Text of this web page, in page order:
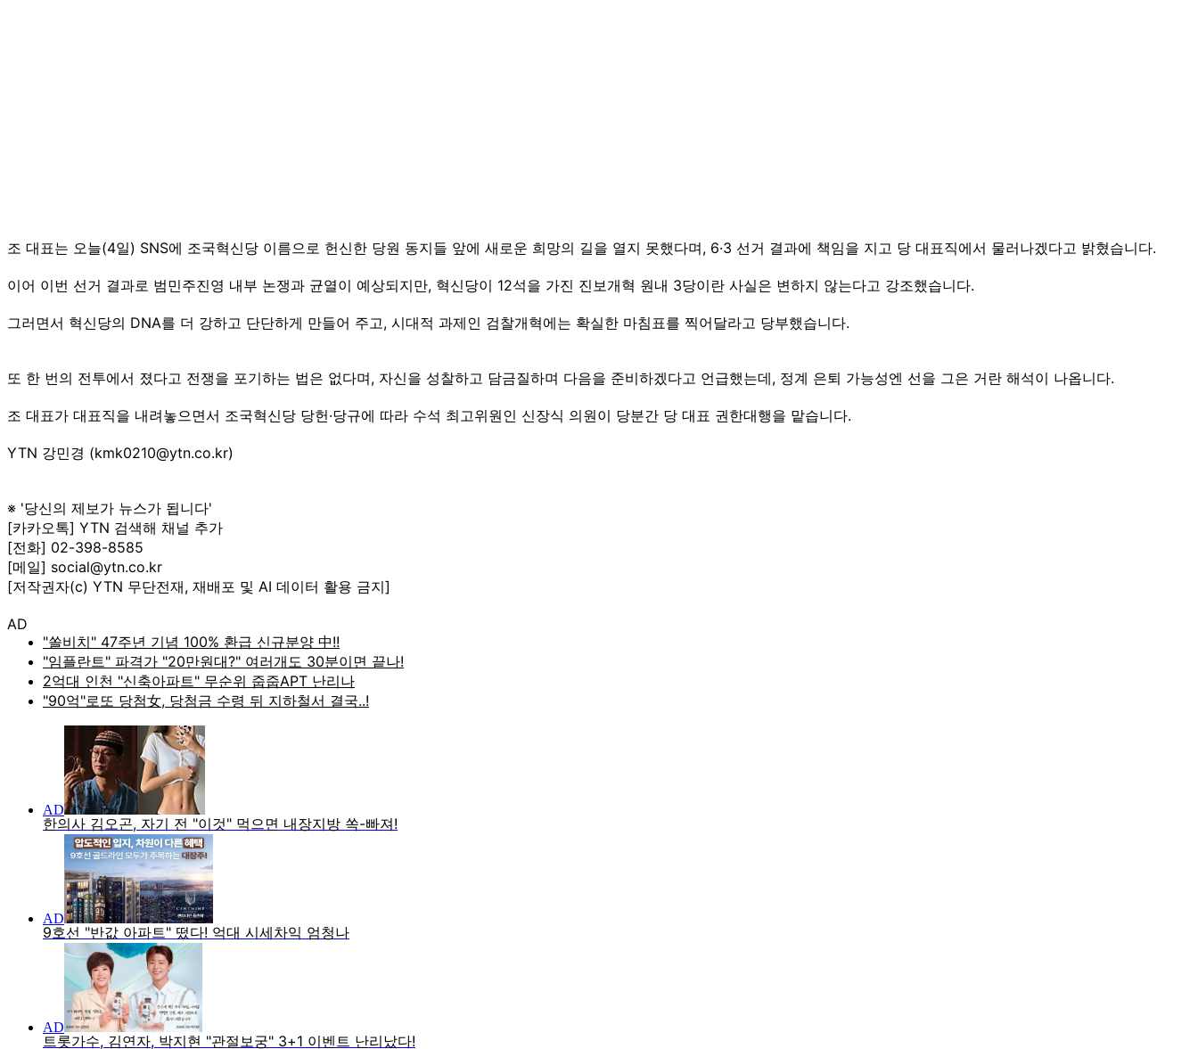
조 대표는 오늘(4일) SNS에 조국혁신당 이름으로 헌신한 당원 동지들 앞에 새로운 희망의 길을 열지 못했다며, 6·3 선거 결과에 책임을 지고 당 대표직에서 물러나겠다고 밝혔습니다.
이어 이번 선거 결과로 범민주진영 내부 논쟁과 균열이 예상되지만, 혁신당이 12석을 가진 진보개혁 원내 3당이란 사실은 변하지 않는다고 강조했습니다.
그러면서 혁신당의 DNA를 더 강하고 단단하게 만들어 주고, 시대적 과제인 검찰개혁에는 확실한 마침표를 찍어달라고 당부했습니다.
또 한 번의 전투에서 졌다고 전쟁을 포기하는 법은 없다며, 자신을 성찰하고 담금질하며 다음을 준비하겠다고 언급했는데, 정계 은퇴 가능성엔 선을 그은 거란 해석이 나옵니다.
조 대표가 대표직을 내려놓으면서 조국혁신당 당헌·당규에 따라 수석 최고위원인 신장식 의원이 당분간 당 대표 권한대행을 맡습니다.
YTN 강민경 (kmk0210@ytn.co.kr)
※ '당신의 제보가 뉴스가 됩니다'
[카카오톡] YTN 검색해 채널 추가
[전화] 02-398-8585
[메일] social@ytn.co.kr
[저작권자(c) YTN 무단전재, 재배포 및 AI 데이터 활용 금지]
AD